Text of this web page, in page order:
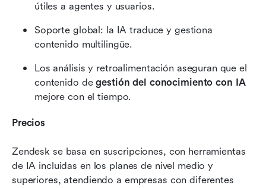
útiles a agentes y usuarios.
Soporte global: la IA traduce y gestiona
contenido multilingüe.
Los análisis y retroalimentación aseguran que el
contenido de gestión del conocimiento con IA
mejore con el tiempo.
Precios
Zendesk se basa en suscripciones, con herramientas
de IA incluidas en los planes de nivel medio y
superiores, atendiendo a empresas con diferentes